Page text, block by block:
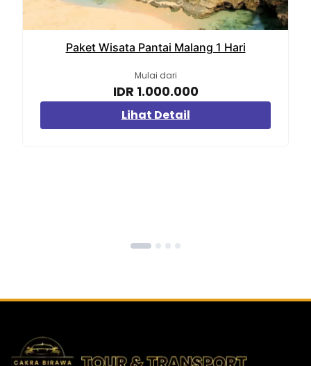
Paket Wisata Pantai Malang 1 Hari
Mulai dari
IDR 1.000.000
Lihat Detail